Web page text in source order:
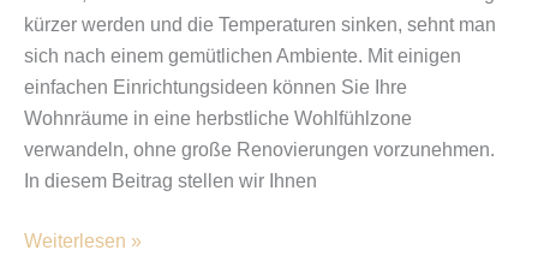
kürzer werden und die Temperaturen sinken, sehnt man
sich nach einem gemütlichen Ambiente. Mit einigen
einfachen Einrichtungsideen können Sie Ihre
Wohnräume in eine herbstliche Wohlfühlzone
verwandeln, ohne große Renovierungen vorzunehmen.
In diesem Beitrag stellen wir Ihnen
Weiterlesen »